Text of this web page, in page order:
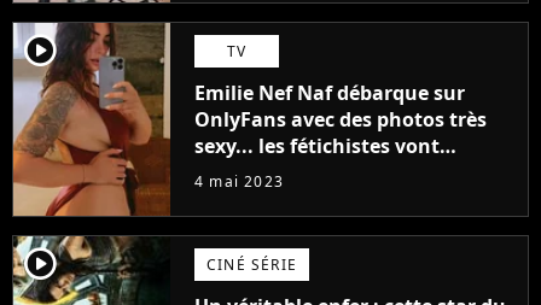
player2 TV
Emilie Nef Naf débarque sur
OnlyFans avec des photos très
sexy... les fétichistes vont
prendre leur pied !
4 mai 2023
player2 CINÉ SÉRIE